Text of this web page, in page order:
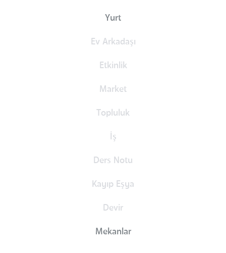
Yurt
Ev Arkadaşı
Etkinlik
Market
Topluluk
İş
Ders Notu
Kayıp Eşya
Devir
Mekanlar